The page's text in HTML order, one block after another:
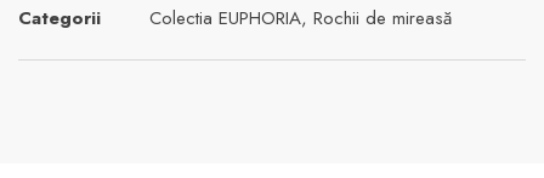
Categorii Colectia EUPHORIA, Rochii de mireasă